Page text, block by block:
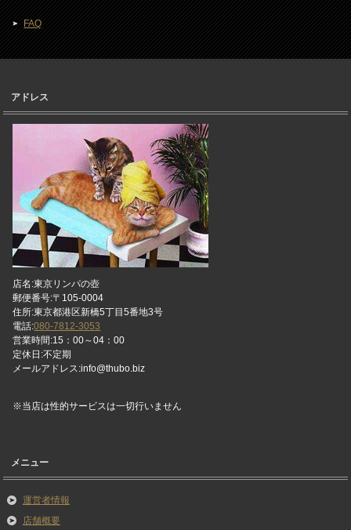
FAQ
アドレス
店名:東京リンパの壺
郵便番号:〒105-0004
住所:東京都港区新橋5丁目5番地3号
電話:080-7812-3053
営業時間:15：00～04：00
定休日:不定期
メールアドレス:info@thubo.biz
※当店は性的サービスは一切行いません
メニュー
運営者情報
店舗概要